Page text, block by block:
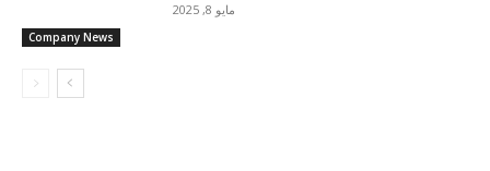
Company News
مايو 8, 2025